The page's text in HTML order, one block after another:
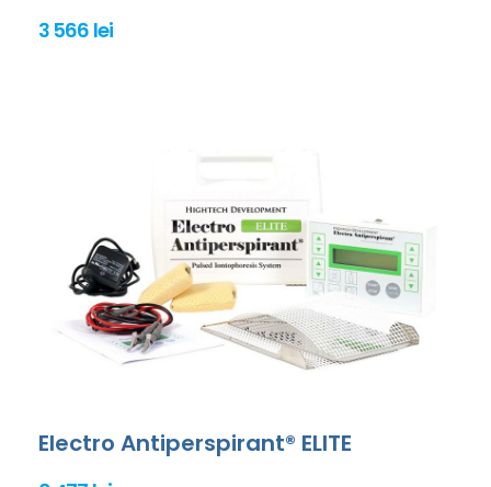
3 566 lei
Electro Antiperspirant® ELITE